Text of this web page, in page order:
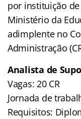
por instituição
Ministério da
adimplente no
Administração
Analista de
Vagas: 20 CR
Jornada de
Requisitos: